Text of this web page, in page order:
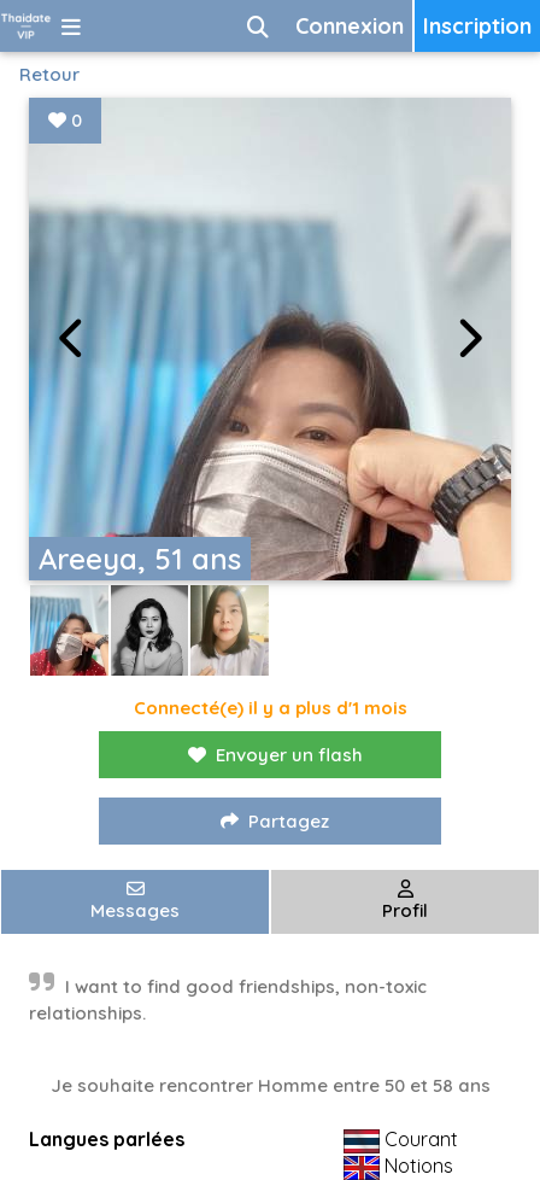
Inscription
Connexion
Retour
Areeya, 51 ans
0
Connecté(e) il y a plus d'1 mois
Envoyer un flash
Partagez
Messages Profil
I want to find good friendships, non-toxic
relationships.
Je souhaite rencontrer Homme entre 50 et 58 ans
Langues parlées
Courant
Notions